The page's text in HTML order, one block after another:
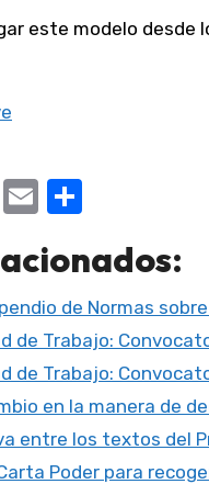
este modelo desde
M E
ail m
p
ar
tir
de Normas
de Trabajo:
de Trabajo:
en la manera de
entre los textos del
Poder para